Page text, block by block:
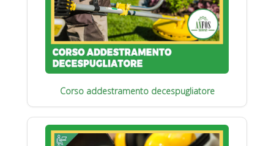
Corso addestramento decespugliatore